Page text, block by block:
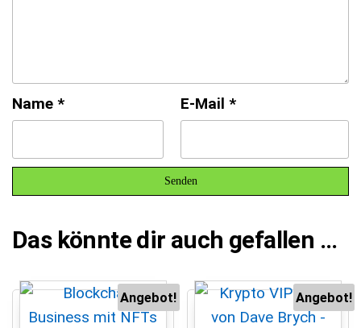
Name * E-Mail *
Das könnte dir auch gefallen …
Angebot! Angebot!